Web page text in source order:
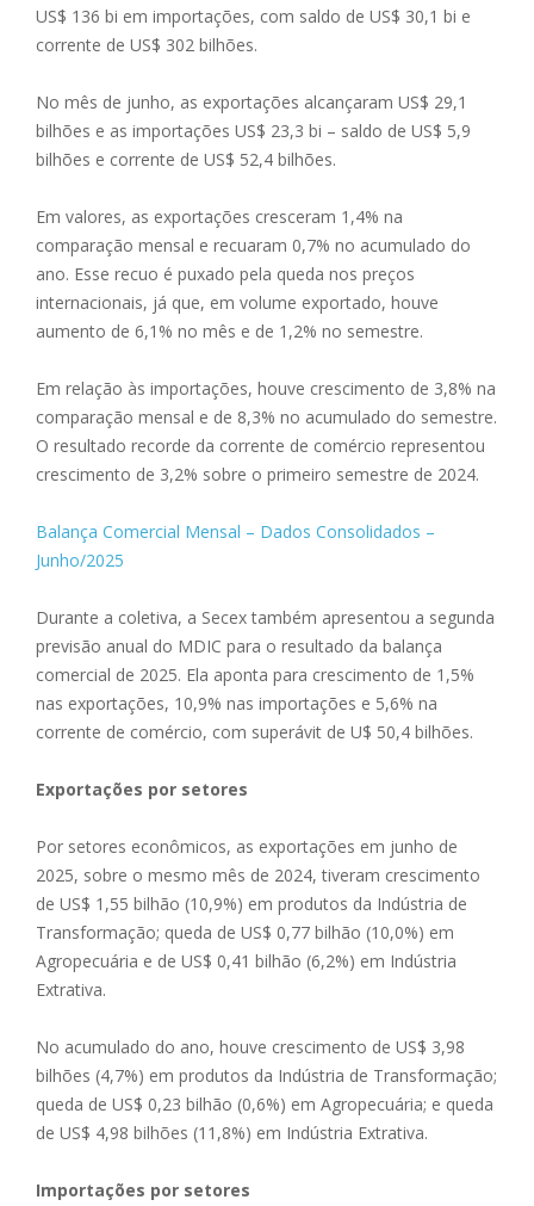
US$ 136 bi em importações, com saldo de US$ 30,1 bi e
corrente de US$ 302 bilhões.
No mês de junho, as exportações alcançaram US$ 29,1
bilhões e as importações US$ 23,3 bi – saldo de US$ 5,9
bilhões e corrente de US$ 52,4 bilhões.
Em valores, as exportações cresceram 1,4% na
comparação mensal e recuaram 0,7% no acumulado do
ano. Esse recuo é puxado pela queda nos preços
internacionais, já que, em volume exportado, houve
aumento de 6,1% no mês e de 1,2% no semestre.
Em relação às importações, houve crescimento de 3,8% na
comparação mensal e de 8,3% no acumulado do semestre.
O resultado recorde da corrente de comércio representou
crescimento de 3,2% sobre o primeiro semestre de 2024.
Balança Comercial Mensal – Dados Consolidados –
Junho/2025
Durante a coletiva, a Secex também apresentou a segunda
previsão anual do MDIC para o resultado da balança
comercial de 2025. Ela aponta para crescimento de 1,5%
nas exportações, 10,9% nas importações e 5,6% na
corrente de comércio, com superávit de U$ 50,4 bilhões.
Exportações por setores
Por setores econômicos, as exportações em junho de
2025, sobre o mesmo mês de 2024, tiveram crescimento
de US$ 1,55 bilhão (10,9%) em produtos da Indústria de
Transformação; queda de US$ 0,77 bilhão (10,0%) em
Agropecuária e de US$ 0,41 bilhão (6,2%) em Indústria
Extrativa.
No acumulado do ano, houve crescimento de US$ 3,98
bilhões (4,7%) em produtos da Indústria de Transformação;
queda de US$ 0,23 bilhão (0,6%) em Agropecuária; e queda
de US$ 4,98 bilhões (11,8%) em Indústria Extrativa.
Importações por setores